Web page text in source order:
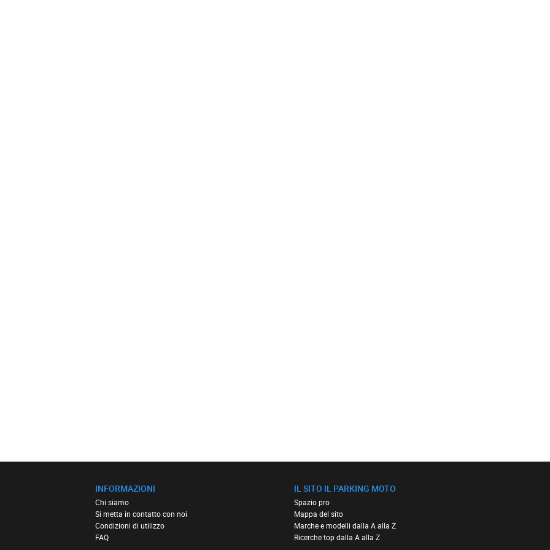
INFORMAZIONI
Chi siamo
Si metta in contatto con noi
Condizioni di utilizzo
FAQ
IL SITO IL PARKING MOTO
Spazio pro
Mappa del sito
Marche e modelli dalla A alla Z
Ricerche top dalla A alla Z